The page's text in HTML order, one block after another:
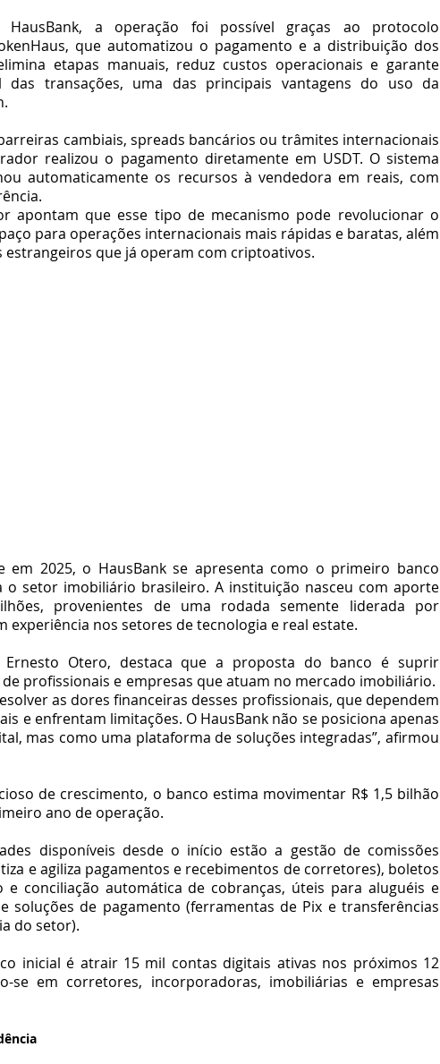
a operação foi possível graças ao protocolo
que automatizou o pagamento e a distribuição dos
etapas manuais, reduz custos operacionais e garante
das transações, uma das principais vantagens do uso da
cambiais, spreads bancários ou trâmites internacionais
realizou o pagamento diretamente em USDT. O sistema
automaticamente os recursos à vendedora em reais, com
apontam que esse tipo de mecanismo pode revolucionar o
para operações internacionais mais rápidas e baratas, além
que já operam com criptoativos.
em 2025, o HausBank se apresenta como o primeiro banco
o setor imobiliário brasileiro. A instituição nasceu com aporte
provenientes de uma rodada semente liderada por
experiência nos setores de tecnologia e real estate.
Ernesto Otero, destaca que a proposta do banco é suprir
de profissionais e empresas que atuam no mercado imobiliário.
as dores financeiras desses profissionais, que dependem
e enfrentam limitações. O HausBank não se posiciona apenas
mas como uma plataforma de soluções integradas”, afirmou
de crescimento, o banco estima movimentar R$ 1,5 bilhão
ano de operação.
disponíveis desde o início estão a gestão de comissões
e agiliza pagamentos e recebimentos de corretores), boletos
e conciliação automática de cobranças, úteis para aluguéis e
soluções de pagamento (ferramentas de Pix e transferências
do setor).
inicial é atrair 15 mil contas digitais ativas nos próximos 12
se em corretores, incorporadoras, imobiliárias e empresas